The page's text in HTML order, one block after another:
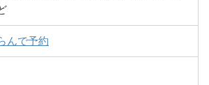
んで予約